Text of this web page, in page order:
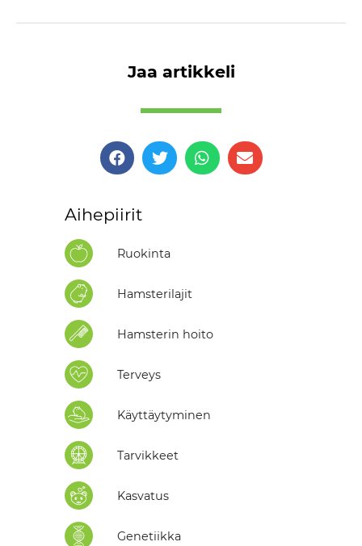
Jaa artikkeli
Aihepiirit
Ruokinta
Hamsterilajit
Hamsterin hoito
Terveys
Käyttäytyminen
Tarvikkeet
Kasvatus
Genetiikka